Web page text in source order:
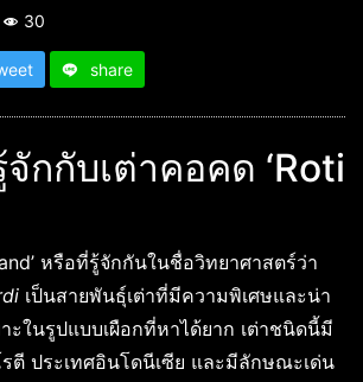
30
share
กกับเต่าคอคด ‘Roti
หรือที่รู้จักกันในชื่อวิทยาศาสตร์ว่า
เป็นสายพันธุ์เต่าที่มีความพิเศษและน่า
ะในรูปแบบเผือกที่หาได้ยาก เต่าชนิดนี้มี
รตี ประเทศอินโดนีเซีย และมีลักษณะเด่น